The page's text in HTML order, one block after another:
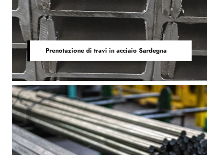
Prenotazione di travi in acciaio Sardegna